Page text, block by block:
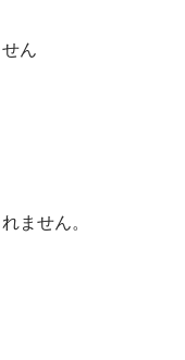
ん
ません。